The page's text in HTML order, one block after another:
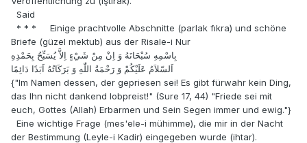
Said
* * * Einige prachtvolle Abschnitte (parlak fıkra) und schöne
Briefe (güzel mektub) aus der Risale-i Nur
بِاسْمِهِ سُبْحَانَهُ وَ اِنْ مِنْ شَيْءٍ اِلاَّ يُسَبِّحُ بِحَمْدِهِ
اَلسّلاَمُ عَلَيْكُمْ وَ رَحْمَةُ اللّٰهِ وَ بَرَكَاتُهُ اَبَدًا دَائِمًا
{"Im Namen dessen, der gepriesen sei! Es gibt fürwahr kein Ding,
das Ihn nicht dankend lobpreist!" (Sure 17, 44) "Friede sei mit
euch, Gottes (Allah) Erbarmen und Sein Segen immer und ewig."}
Eine wichtige Frage (mes'ele-i mühimme), die mir in der Nacht
der Bestimmung (Leyle-i Kadir) eingegeben wurde (ihtar).